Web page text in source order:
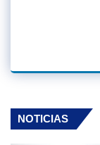
NOTICIAS